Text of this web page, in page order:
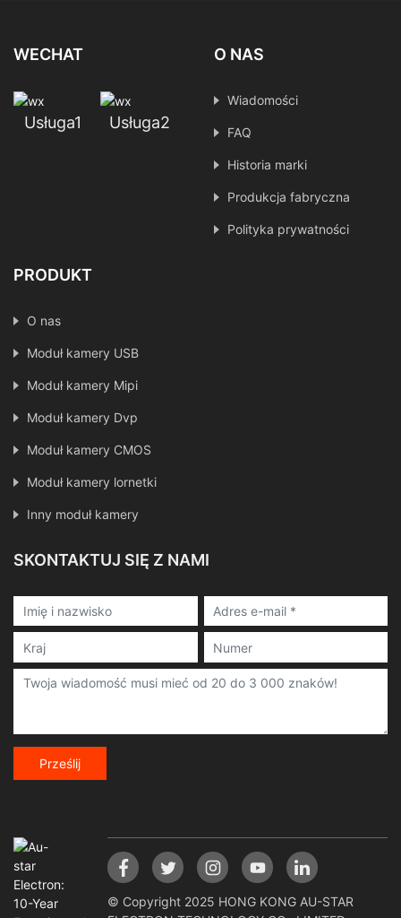
WECHAT
Usługa1 Usługa2
O NAS
Wiadomości
FAQ
Historia marki
Produkcja fabryczna
Polityka prywatności
PRODUKT
O nas
Moduł kamery USB
Moduł kamery Mipi
Moduł kamery Dvp
Moduł kamery CMOS
Moduł kamery lornetki
Inny moduł kamery
SKONTAKTUJ SIĘ Z NAMI
Prześlij
© Copyright 2025 HONG KONG AU-STAR